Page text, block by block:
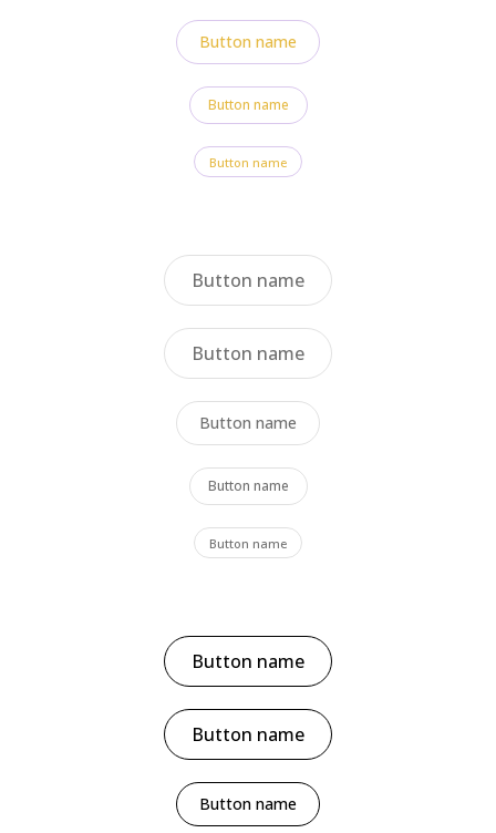
Button name
Button name
Button name
Button name
Button name
Button name
Button name
Button name
Button name
Button name
Button name